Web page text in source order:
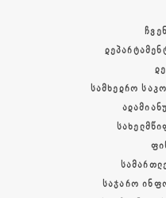
ᲡᲐᲛᲮᲔᲓᲠᲝ
ᲡᲐᲯᲐᲠᲝ